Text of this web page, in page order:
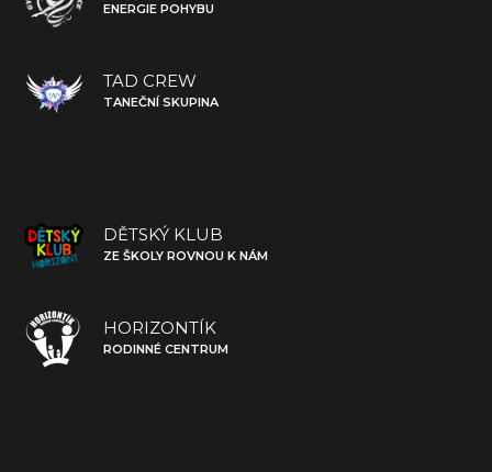
ENERGIE POHYBU
TAD CREW
TANEČNÍ SKUPINA
DĚTSKÝ KLUB
ZE ŠKOLY ROVNOU K NÁM
HORIZONTÍK
RODINNÉ CENTRUM